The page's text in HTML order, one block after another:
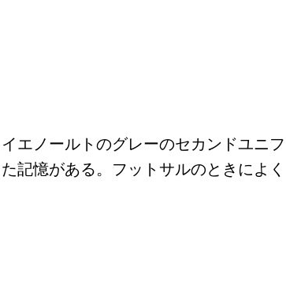
エノールトのグレーのセカンドユニフ
記憶がある。フットサルのときによく